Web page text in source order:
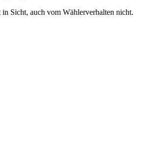
Sicht, auch vom Wählerverhalten nicht.